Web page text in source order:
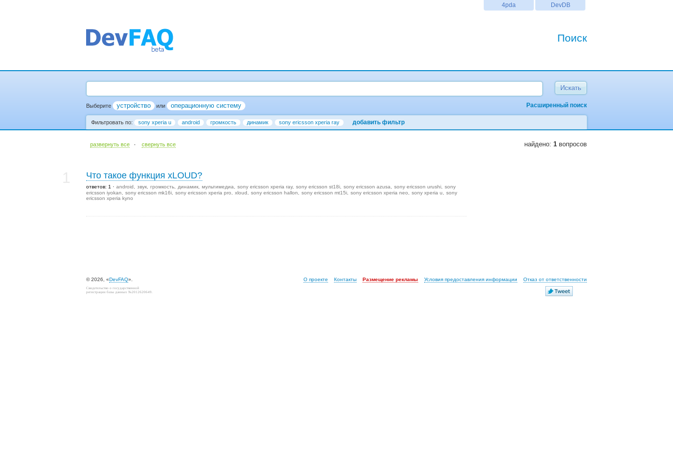
DevDB
4pda
Поиск
Выберите устройство Расширенный поиск
или операционную систему
Фильтровать по: sony xperia u android громкость динамик sony ericsson xperia ray добавить фильтр
развернуть все · cвернуть все найдено: 1 вопросов
Что такое функция xLOUD?
ответов: 1 android звук громкость динамик мультимедиа sony ericsson xperia ray sony ericsson st18i sony ericsson azusa sony ericsson urushi
sony
ericsson iyokan
sony ericsson mk16i sony ericsson xperia pro xloud sony ericsson hallon sony ericsson mt15i sony ericsson xperia neo sony xperia u
sony
ericsson xperia kyno
© 2026, «DevFAQ». О проекте Контакты Размещение рекламы Условия предоставления информации Отказ от ответственности
Свидетельство о государственной
регистрации базы данных №2012620649.